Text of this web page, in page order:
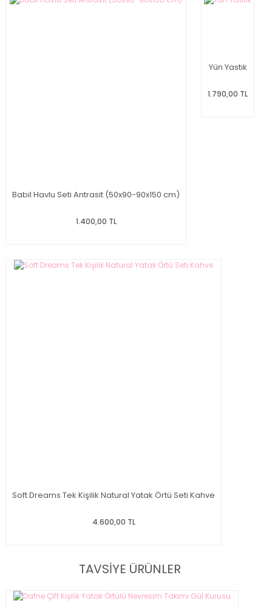
Babil Havlu Seti Antrasit (50x90-90x150 cm)
1.400,00 TL
Yün Yastık
1.790,00 TL
Soft Dreams Tek Kişilik Natural Yatak Örtü Seti Kahve
4.600,00 TL
TAVSİYE ÜRÜNLER